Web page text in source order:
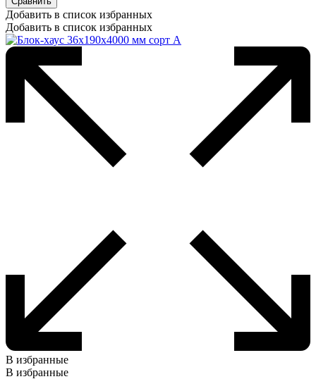
Добавить в список избранных
Добавить в список избранных
В избранные
В избранные